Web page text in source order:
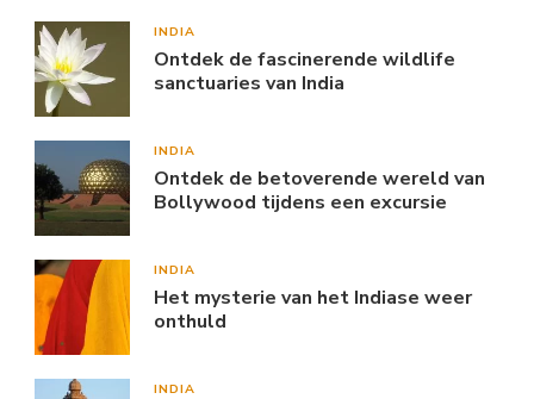
INDIA
Ontdek de fascinerende wildlife
sanctuaries van India
INDIA
Ontdek de betoverende wereld van
Bollywood tijdens een excursie
INDIA
Het mysterie van het Indiase weer
onthuld
INDIA